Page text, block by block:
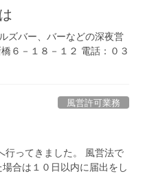
ズバー、バーなどの深夜営
６－１８－１２ 電話：０３
風営許可業務
行ってきました。 風営法で
合は１０日以内に届出をし